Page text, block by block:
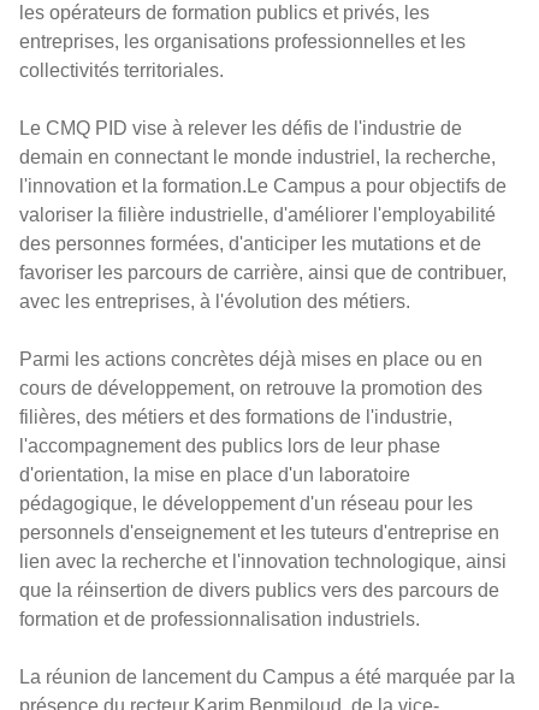
les opérateurs de formation publics et privés, les
entreprises, les organisations professionnelles et les
collectivités territoriales.
Le CMQ PID vise à relever les défis de l'industrie de
demain en connectant le monde industriel, la recherche,
l'innovation et la formation.Le Campus a pour objectifs de
valoriser la filière industrielle, d'améliorer l'employabilité
des personnes formées, d'anticiper les mutations et de
favoriser les parcours de carrière, ainsi que de contribuer,
avec les entreprises, à l'évolution des métiers.
Parmi les actions concrètes déjà mises en place ou en
cours de développement, on retrouve la promotion des
filières, des métiers et des formations de l'industrie,
l'accompagnement des publics lors de leur phase
d'orientation, la mise en place d'un laboratoire
pédagogique, le développement d'un réseau pour les
personnels d'enseignement et les tuteurs d'entreprise en
lien avec la recherche et l'innovation technologique, ainsi
que la réinsertion de divers publics vers des parcours de
formation et de professionnalisation industriels.
La réunion de lancement du Campus a été marquée par la
présence du recteur Karim Benmiloud, de la vice-